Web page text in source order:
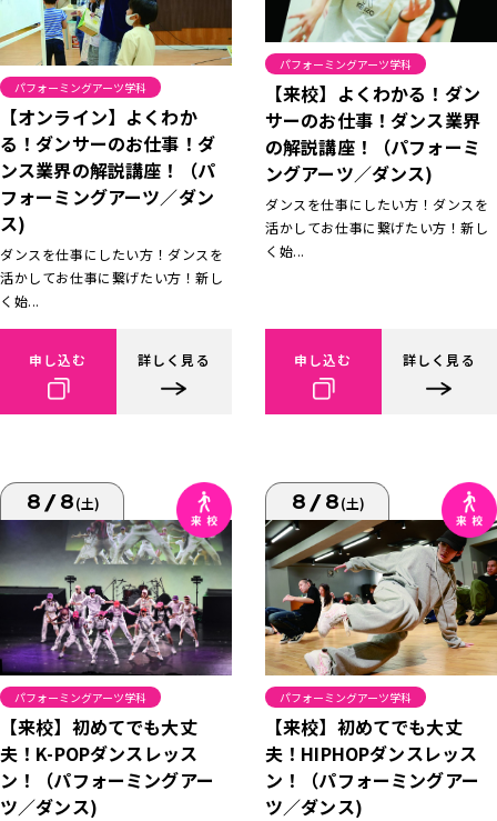
パフォーミングアーツ学科
【オンライン】よくわか
る！ダンサーのお仕事！ダ
ンス業界の解説講座！（パ
フォーミングアーツ／ダン
ス)
ダンスを仕事にしたい方！ダンスを
活かしてお仕事に繋げたい方！新し
く始...
申し込む 詳しく見る
パフォーミングアーツ学科
【来校】よくわかる！ダン
サーのお仕事！ダンス業界
の解説講座！（パフォーミ
ングアーツ／ダンス)
ダンスを仕事にしたい方！ダンスを
活かしてお仕事に繋げたい方！新し
く始...
申し込む 詳しく見る
8/8(土)
パフォーミングアーツ学科
【来校】初めてでも大丈
夫！K-POPダンスレッス
ン！（パフォーミングアー
ツ／ダンス)
8/8(土)
パフォーミングアーツ学科
【来校】初めてでも大丈
夫！HIPHOPダンスレッス
ン！（パフォーミングアー
ツ／ダンス)